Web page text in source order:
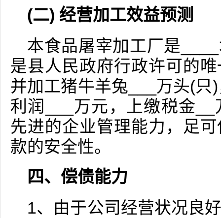
(二) 经营加工效益预测
本食品屠宰加工厂是
是县人民政府行政许可的
并加工猪牛羊兔___万头(只
利润___万元，上缴税金
先进的企业管理能力，足
款的安全性。
四、偿债能力
1、由于公司经营状况良